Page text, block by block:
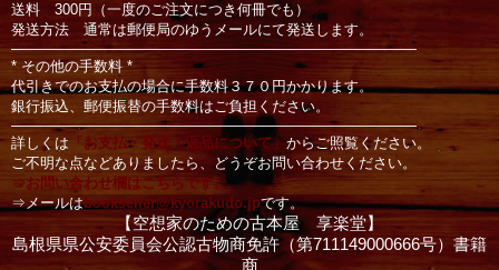
送料 300円（一度のご注文につき何冊でも）
発送方法 通常は郵便局のゆうメールにて発送します。
――――――――――――――――――――――――――――
* その他の手数料 *
代引きでのお支払の場合に手数料３７０円かかります。
銀行振込、郵便振替の手数料はご負担ください。
――――――――――――――――――――――――――――
詳しくは 「お支払・発送・返品について」からご照覧ください。
ご不明な点などありましたら、どうぞお問い合わせください。
⇒お問い合わせ欄はこちらです。
⇒メールはbookseller@kyorakudo.jpです。
【空想家のための古本屋 享楽堂】
島根県県公安委員会公認古物商免許（第711149000666号）書籍
商